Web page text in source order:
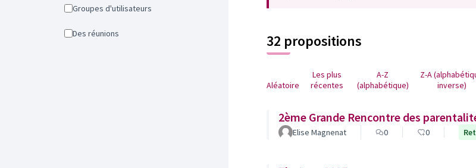
Groupes d'utilisateurs
Des réunions 32 propositions
Aléatoire
Les plus
récentes
A-Z
(alphabétique)
Z-A
inverse)
2ème Grande Rencontre des
Elise Magnenat 0 0